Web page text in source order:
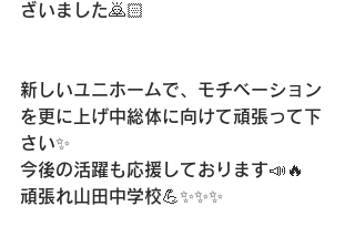
ざいました🙇🏻
新しいユニホームで、モチベーション
を更に上げ中総体に向けて頑張って下
さい✨
今後の活躍も応援しております📣🔥
頑張れ山田中学校💪✨✨✨